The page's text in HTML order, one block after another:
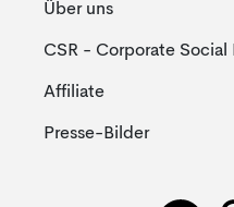
Über uns
CSR - Corporate Social
Affiliate
Presse-Bilder